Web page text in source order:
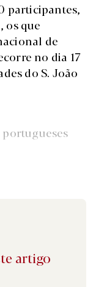
participantes,
os que
de
no dia 17
do S. João
portugueses
artigo